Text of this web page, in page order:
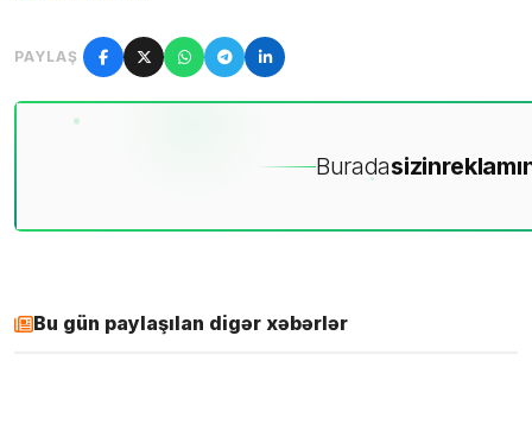
PAYLAŞ
Buradasizin
Bu gün paylaşılan digər xəbərlər